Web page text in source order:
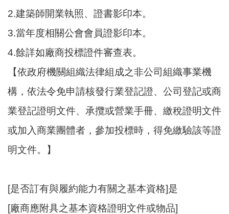
2.建築師開業執照、證書影印本。
3.當年度相關公會會員證影印本。
4.餘詳如廠商投標證件審查表。
【依政府機關組織法律組成之非公司組織事業機
構，依法令免申請核發行業登記證、公司登記或商
業登記證明文件、承攬或營業手冊、繳稅證明文件
或加入商業團體者，參加投標時，得免繳驗該等證
明文件。】
[是否訂有與履約能力有關之基本資格]是
[廠商應附具之基本資格證明文件或物品]